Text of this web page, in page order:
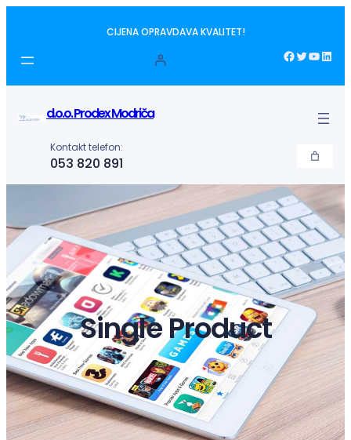
sadržaj
CIJENA OPRAVDAVA KVALITET!
Facebook Twitter YouTube LinkedIn
d.o.o. Prodex Modriča
Kontakt telefon:
053 820 891
Single Product